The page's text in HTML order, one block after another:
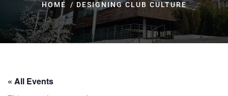
HOME DESIGNING CLUB CULTURE
« All Events